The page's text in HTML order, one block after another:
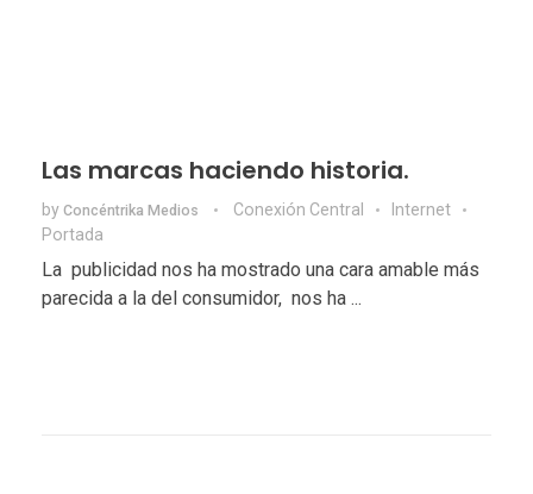
Las marcas haciendo historia.
by Concéntrika Medios Conexión Central
Internet
Portada
La publicidad nos ha mostrado una cara amable más
parecida a la del consumidor, nos ha ...